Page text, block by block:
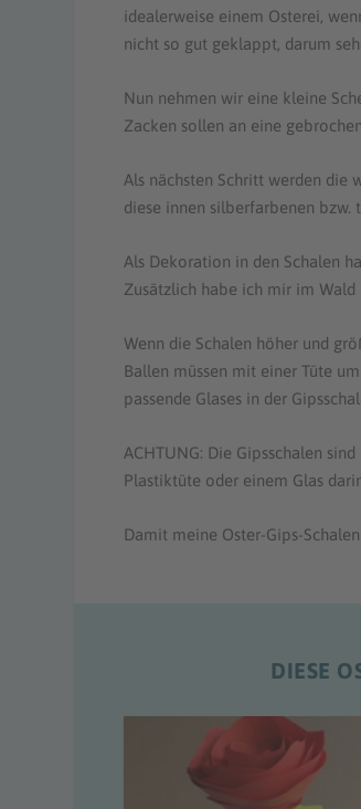
idealerweise einem Osterei,
nicht so gut geklappt, darum
Nun nehmen wir eine kleine
Zacken sollen an eine
Als nächsten Schritt werden
diese innen silberfarbenen bzw.
Als Dekoration in den Schalen
Zusätzlich habe ich mir im Wald
Wenn die Schalen höher und
Ballen müssen mit einer Tüte
passende Glases in der
ACHTUNG: Die Gipsschalen
Plastiktüte oder einem Glas
Damit meine Oster-Gips-
DIESE